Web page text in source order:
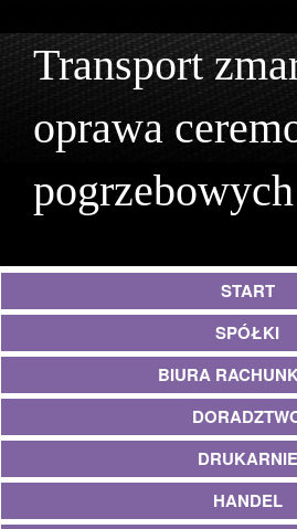
Transport
oprawa
pogrzebowych
START
SPÓŁKI
BIURA
DRUKARNIE
HANDEL